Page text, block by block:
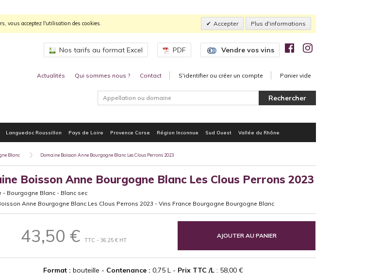
vous acceptez l'utilisation des cookies. Accepter Plus d'informations
Nos tarifs au format Excel PDF Vendre vos vins
Actualités Qui sommes nous ? Contact S'identifier ou créer un compte Panier vide
Languedoc Roussillon Pays de Loire Provence Corse Région Inconnue Sud Ouest Vallée du Rhône
Blanc Domaine Boisson Anne Bourgogne Blanc Les Clous Perrons 2023
Boisson Anne Bourgogne Blanc Les Clous Perrons 2023
- Bourgogne Blanc - Blanc sec
Anne Bourgogne Blanc Les Clous Perrons 2023 - Vins France Bourgogne Bourgogne Blanc
43,50 €TTC - 36,25 € HT
AJOUTER AU PANIER
Format : bouteille - Contenance : 0,75 L - Prix TTC /L: 58,00 €